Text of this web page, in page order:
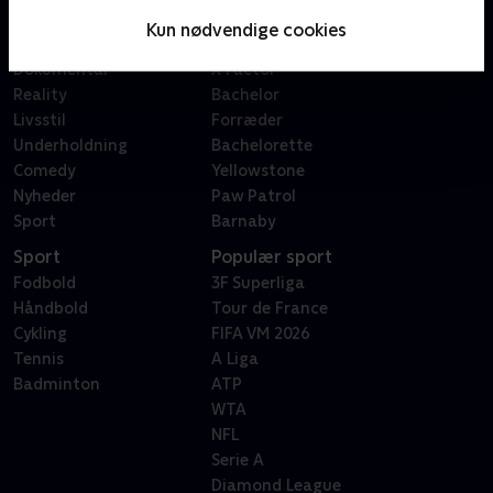
Kun nødvendige cookies
Dokumentar
Reality
Livsstil
Underholdning
Comedy
Nyheder
Sport
Badehotellet
Sygeplejeskolen
X Factor
Bachelor
Forræder
Bachelorette
Yellowstone
Paw Patrol
Barnaby
Sport
Fodbold
Håndbold
Cykling
Tennis
Badminton
Populær sport
3F Superliga
Tour de France
FIFA VM 2026
A Liga
ATP
WTA
NFL
Serie A
Diamond League